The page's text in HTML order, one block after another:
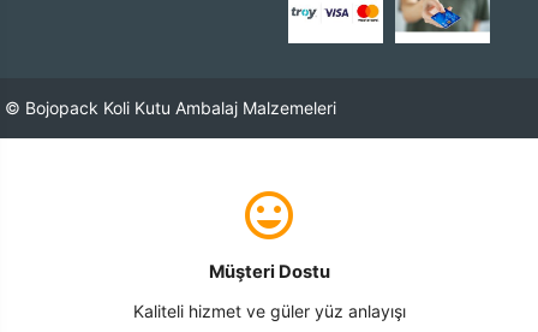
© Bojopack Koli Kutu Ambalaj Malzemeleri
Müşteri Dostu
Kaliteli hizmet ve güler yüz anlayışı